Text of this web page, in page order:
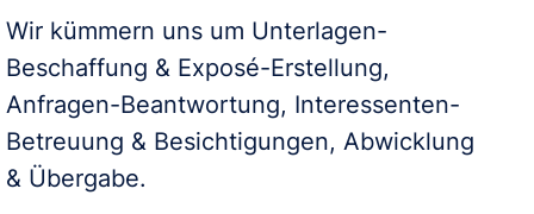
Wir kümmern uns um Unterlagen-
Beschaffung & Exposé-Erstellung,
Anfragen-Beantwortung, Interessenten-
Betreuung & Besichtigungen, Abwicklung
& Übergabe.